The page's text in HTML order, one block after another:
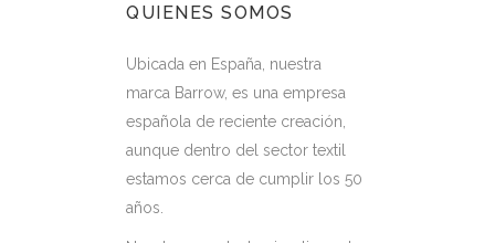
QUIENES SOMOS
Ubicada en España, nuestra
marca Barrow, es una empresa
española de reciente creación,
aunque dentro del sector textil
estamos cerca de cumplir los 50
años.